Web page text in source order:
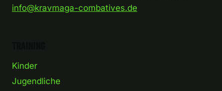
info@kravmaga-combatives.de
Kinder
Jugendliche